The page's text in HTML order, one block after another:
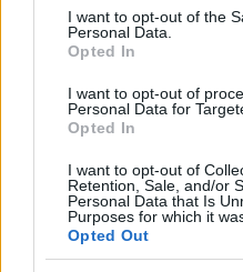
consent section.
I want to opt-out of the
Personal Data.
Opted In
I want to opt-out of
Personal Data for
Opted In
I want to opt-out of
Retention, Sale, and/or
Personal Data that Is
Purposes for which it
Opted Out